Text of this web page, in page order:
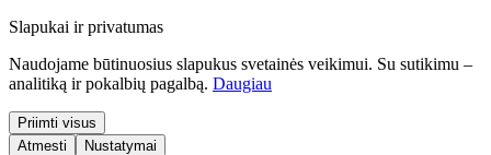
Slapukai ir privatumas
Naudojame būtinuosius slapukus svetainės veikimui. Su sutikimu –
analitiką ir pokalbių pagalbą. Daugiau
Priimti visus
Atmesti
Nustatymai